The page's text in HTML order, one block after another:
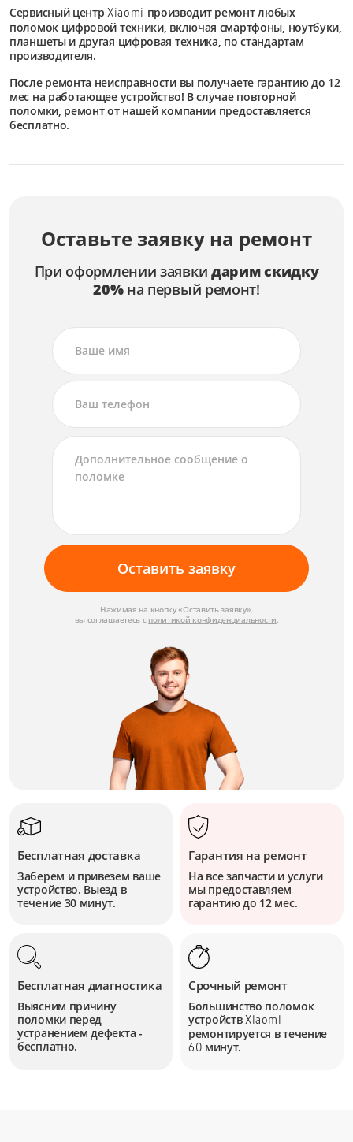
Сервисный центрXiaomi производит ремонт любых
поломок цифровой техники, включая смартфоны, ноутбуки,
планшеты и другая цифровая техника, по стандартам
производителя.
После ремонта неисправности вы получаете гарантию до 12
мес на работающее устройство! В случае повторной
поломки, ремонт от нашей компании предоставляется
бесплатно.
Оставьте заявку на ремонт
При оформлении заявки дарим скидку
20%на первый ремонт!
Оставить заявку
Нажимая на кнопку «Оставить заявку»,
вы соглашаетесь с политикой конфиденциальности.
Бесплатная доставка
Заберем и привезем ваше
устройство. Выезд в
течение 30 минут.
Гарантия на ремонт
На все запчасти и услуги
мы предоставляем
гарантию до 12 мес.
Бесплатная диагностика
Выясним причину
поломки перед
устранением дефекта -
бесплатно.
Срочный ремонт
Большинство поломок
устройствXiaomi
ремонтируется в течение
60 минут.